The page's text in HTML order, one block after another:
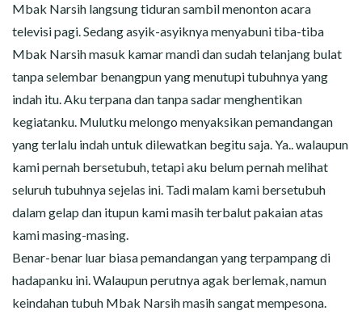
Mbak Narsih langsung tiduran sambil menonton acara
televisi pagi. Sedang asyik-asyiknya menyabuni tiba-tiba
Mbak Narsih masuk kamar mandi dan sudah telanjang bulat
tanpa selembar benangpun yang menutupi tubuhnya yang
indah itu. Aku terpana dan tanpa sadar menghentikan
kegiatanku. Mulutku melongo menyaksikan pemandangan
yang terlalu indah untuk dilewatkan begitu saja. Ya.. walaupun
kami pernah bersetubuh, tetapi aku belum pernah melihat
seluruh tubuhnya sejelas ini. Tadi malam kami bersetubuh
dalam gelap dan itupun kami masih terbalut pakaian atas
kami masing-masing.
Benar-benar luar biasa pemandangan yang terpampang di
hadapanku ini. Walaupun perutnya agak berlemak, namun
keindahan tubuh Mbak Narsih masih sangat mempesona.